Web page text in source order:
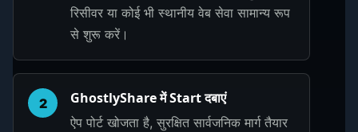
रिसीवर या कोई भी स्थानीय वेब सेवा सामान्य रूप
से शुरू करें।
2 GhostlyShare में Start दबाएं
ऐप पोर्ट खोजता है, सुरक्षित सार्वजनिक मार्ग तैयार